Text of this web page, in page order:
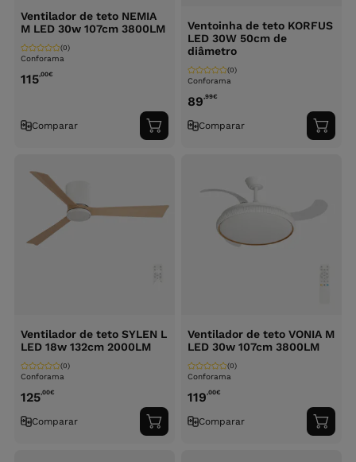
Ventilador de teto NEMIA
M LED 30w 107cm 3800LM
Conforama
(0)
115,00€
Comparar
Adicionar
ao
Ventoinha de teto KORFUS
LED 30W 50cm de
diâmetro
Conforama
(0)
89 ,99€
Comparar
ao
Ventilador de teto SYLEN L
LED 18w 132cm 2000LM
Conforama
(0)
125 ,00€
Comparar
Adicionar
ao
Ventilador de teto VONIA M
LED 30w 107cm 3800LM
Conforama
(0)
119 ,00€
Comparar
ao